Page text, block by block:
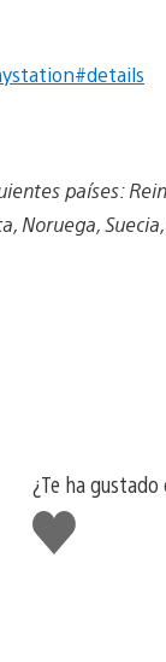
países:
Noruega,
¿Te ha gustado
Me
gusta